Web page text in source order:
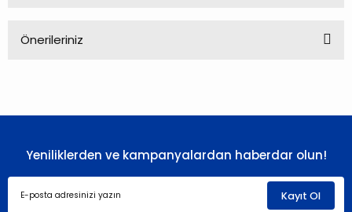
Önerileriniz
Ürün resmi kalitesiz, bozuk veya görüntülenemiyor.
Yeniliklerden ve kampanyalardan haberdar olun!
Kayıt Ol